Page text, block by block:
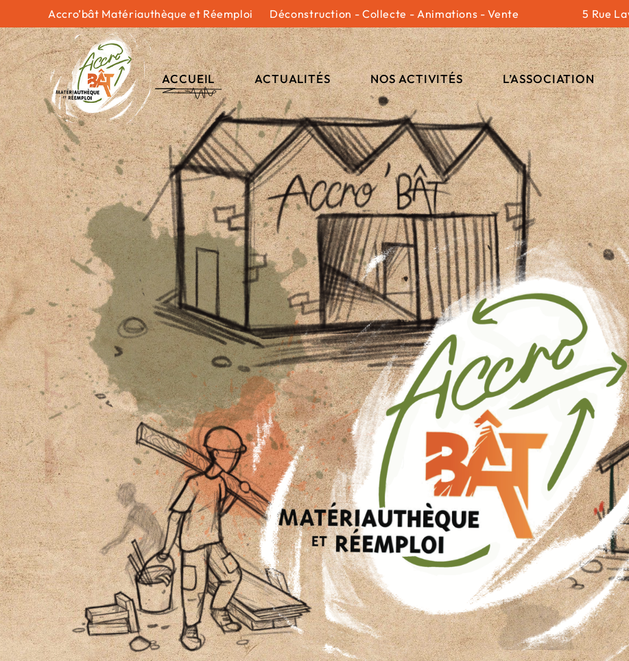
Accro’bât Matériauthèque et Réemploi Déconstruction - Collecte - Animations - Vente 5 Rue
ACCUEIL ACTUALITÉS NOS ACTIVITÉS L’ASSOCIATION
Le Local
L’équipe
Le Local
L’équipe